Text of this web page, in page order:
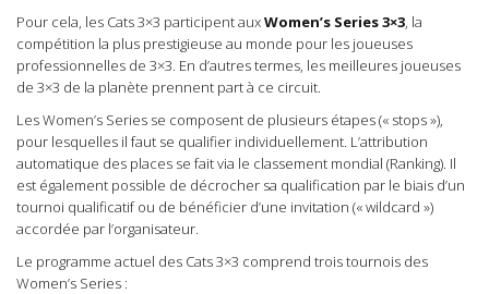
Pour cela, les Cats 3×3 participent auxWomen’s Series 3×3, la
compétition la plus prestigieuse au monde pour les joueuses
professionnelles de 3×3. En d’autres termes, les meilleures joueuses
de 3×3 de la planète prennent part à ce circuit.
Les Women’s Series se composent de plusieurs étapes (« stops »),
pour lesquelles il faut se qualifier individuellement. L’attribution
automatique des places se fait via le classement mondial (Ranking). Il
est également possible de décrocher sa qualification par le biais d’un
tournoi qualificatif ou de bénéficier d’une invitation (« wildcard »)
accordée par l’organisateur.
Le programme actuel des Cats 3×3 comprend trois tournois des
Women’s Series :